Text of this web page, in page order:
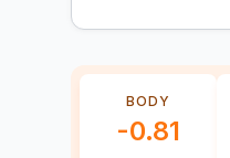
BODY
-0.81